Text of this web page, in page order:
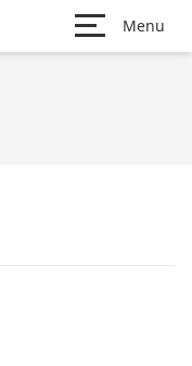
Menu